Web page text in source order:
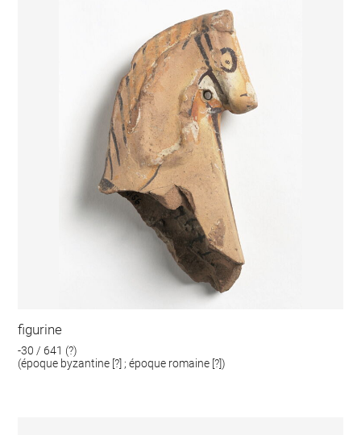
figurine
-30 / 641 (?)
(époque byzantine [?] ; époque romaine [?])